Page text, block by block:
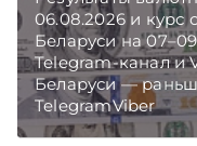
06.08.2026 и курс
Беларуси на
Telegram‑канал и
Беларуси —
TelegramViber